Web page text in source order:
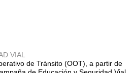
VIAL
de Tránsito (OOT), a partir de